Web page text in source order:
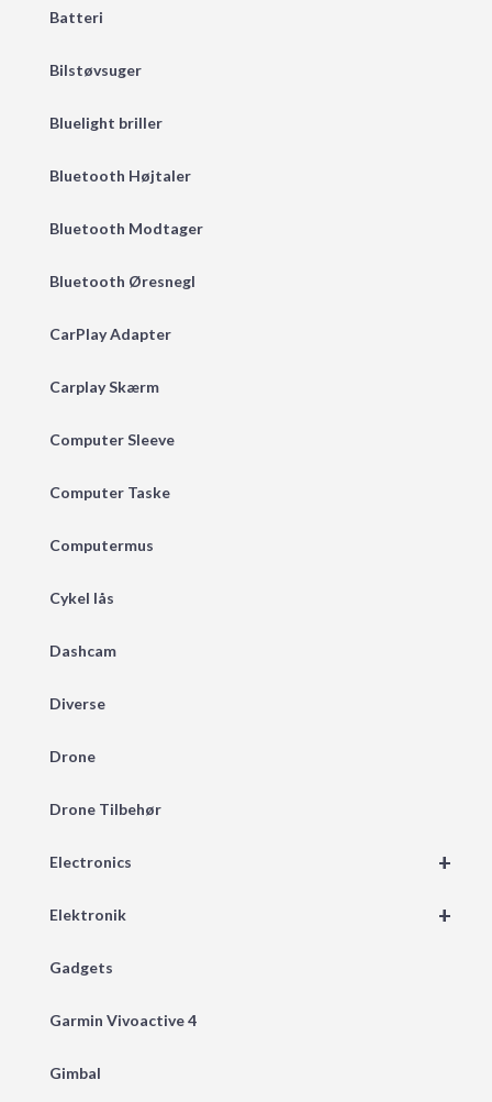
Batteri
Bilstøvsuger
Bluelight briller
Bluetooth Højtaler
Bluetooth Modtager
Bluetooth Øresnegl
CarPlay Adapter
Carplay Skærm
Computer Sleeve
Computer Taske
Computermus
Cykel lås
Dashcam
Diverse
Drone
Drone Tilbehør
+
Electronics
+
Elektronik
Gadgets
Garmin Vivoactive 4
Gimbal